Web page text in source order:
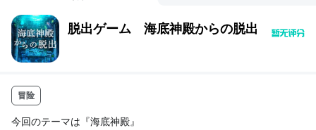
脱出ゲーム 海底神殿からの脱出
冒险
今回のテーマは『海底神殿』